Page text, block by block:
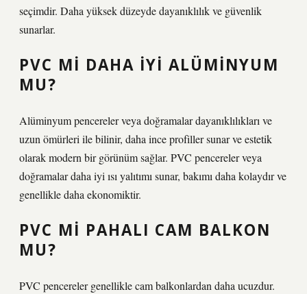
seçimdir. Daha yüksek düzeyde dayanıklılık ve güvenlik
sunarlar.
PVC MI DAHA IYI ALÜMINYUM
MU?
Alüminyum pencereler veya doğramalar dayanıklılıkları ve
uzun ömürleri ile bilinir, daha ince profiller sunar ve estetik
olarak modern bir görünüm sağlar. PVC pencereler veya
doğramalar daha iyi ısı yalıtımı sunar, bakımı daha kolaydır ve
genellikle daha ekonomiktir.
PVC MI PAHALI CAM BALKON
MU?
PVC pencereler genellikle cam balkonlardan daha ucuzdur.